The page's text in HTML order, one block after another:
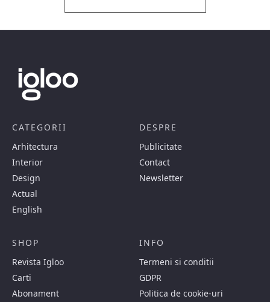
CATEGORII
Arhitectura
Interior
Design
Actual
English
DESPRE
Publicitate
Contact
Newsletter
SHOP
Revista Igloo
Carti
Abonament
INFO
Termeni si conditii
GDPR
Politica de cookie-uri